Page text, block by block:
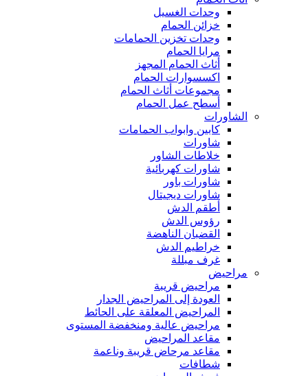
وحدات الغسيل
خزائن الحمام
وحدات تخزين الحمامات
مرايا الحمام
أثاث الحمام المجهز
اكسسوارات الحمام
مجموعات أثاث الحمام
أسطح عمل الحمام
الشاورات
كابين وابواب الحمامات
شاورات
خلاطات الشاور
شاورات كهربائية
شاورات باور
شاورات ديجيتال
أطقم الدش
رؤوس الدش
القضبان الناهضة
خراطيم الدش
غرف مبللة
مراحيض
مراحيض قريبة
العودة إلى المراحيض الجدار
المراحيض المعلقة على الحائط
مراحيض عالية ومنخفضة المستوى
مقاعد المراحيض
مقاعد مرحاض قريبة وناعمة
شطافات